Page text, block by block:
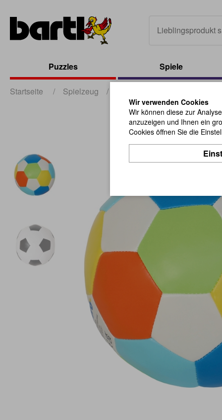
Puzzles Spiele
Startseite / Spielzeug /
Wir verwenden Cookies
Wir können diese zur
anzuzeigen und Ihnen ein
Cookies öffnen Sie die